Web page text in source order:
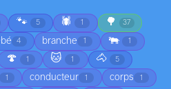
🐾 5 🕷️ 1 🌳 37
4 branche 1 🐃 1
🍄 1 🐱 1 🐴 5
1 conducteur 1 corps 1